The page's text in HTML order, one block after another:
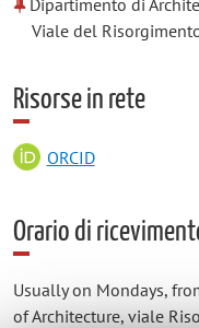
Dipartimento di
Viale del
Risorse in rete
ORCID
Orario di
Usually on Mondays,
of Architecture, viale